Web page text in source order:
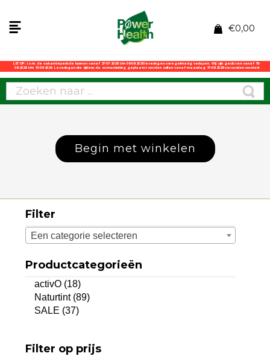
€0,00
LET OP: i.v.m. de vakantieperiode kunnen vanaf 27-07-2026 t/m 06-08-2026 leveringen onregelmatig verlopen. Wij zijn gesloten vanaf 10-
08-2026 t/m 13-08-2026. Leveringen die tijdens de zomersluiting geplaatst worden zullen vanaf maandag 17-08-2026 verzonden worden!
Begin met winkelen
Filter
Een categorie selecteren
Productcategorieën
activO (18)
Naturtint (89)
SALE (37)
Filter op prijs